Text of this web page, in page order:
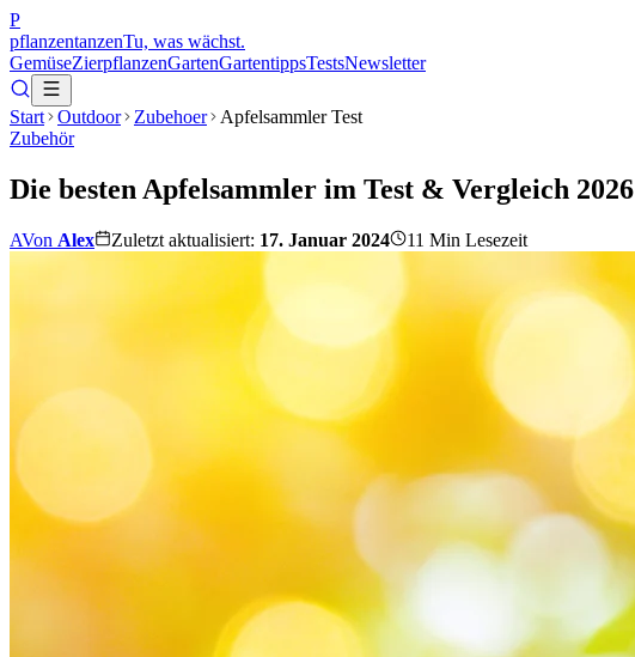
P
pflanzentanzenTu, was wächst.
GemüseZierpflanzenGartenGartentippsTestsNewsletter
Start Outdoor Zubehoer
Apfelsammler Test
Zubehör
Die besten Apfelsammler im Test & Vergleich 2026
AVon Alex Zuletzt aktualisiert: 17. Januar 2024 11 Min Lesezeit